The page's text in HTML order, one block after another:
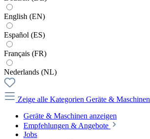
English (EN)
Español (ES)
Français (FR)
Nederlands (NL)
Zeige alle Kategorien Geräte & Maschinen
Geräte & Maschinen anzeigen
Empfehlungen & Angebote
Jobs